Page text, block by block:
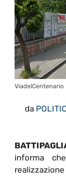
ViadelCentenario
da
informa